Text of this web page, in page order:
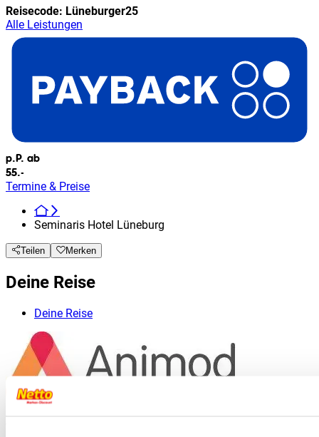
Reisecode: Lüneburger25
Alle Leistungen
p.P. ab
55.-
Termine & Preise
Seminaris Hotel Lüneburg
Teilen Merken
Deine Reise
Deine Reise